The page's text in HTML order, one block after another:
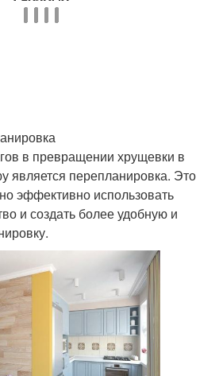
в превращении хрущевки в
является перепланировка. Это
эффективно использовать
и создать более удобную и